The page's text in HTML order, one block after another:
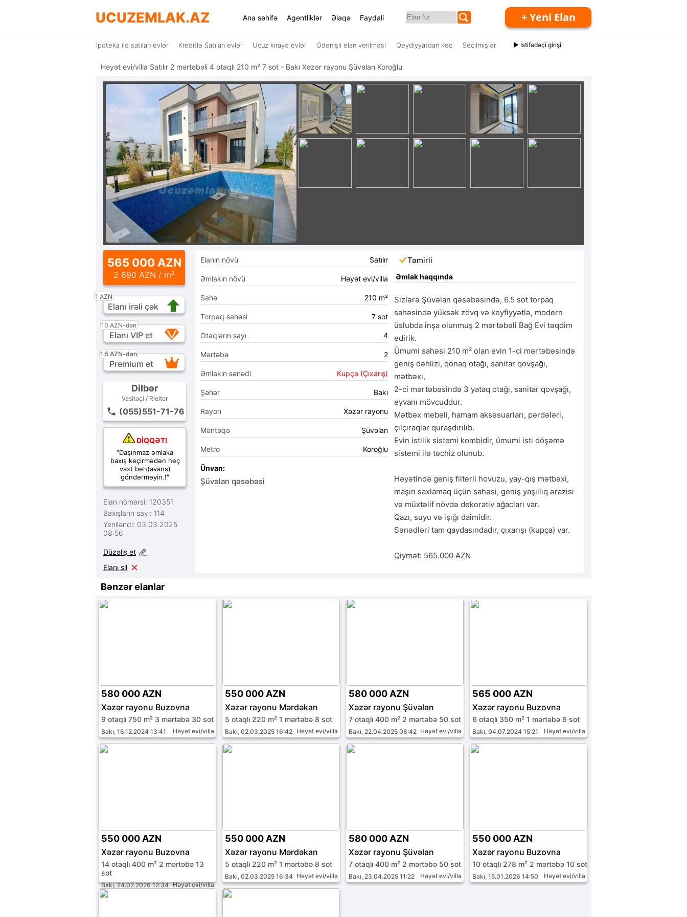
UCUZEMLAK.AZ Ana səhifə Agentliklər Əlaqə Faydali + Yeni Elan
İpoteka ilə satılan evlər Kreditlə Satılan evlər Ucuz kirayə evlər Ödənişli elan verilməsi Qeydiyyatdan keç Seçilmişlər ► İstifadəçi girişi
Həyət evi/villa Satılır 2 mərtəbəli 4 otaqlı 210 m² 7 sot - Bakı Xəzər rayonu Şüvəlan Koroğlu
565 000 AZN
2 690 AZN / m²
1 AZN
Elanı irəli çək
10 AZN-dən
Elanı VIP et
1,5 AZN-dən
Premium et
Dilbər
Vasitəçi / Rieltor
(055)551-71-76
DİQQƏT!
"Daşınmaz əmlaka
baxış keçirmədən heç
vaxt beh(avans)
göndərməyin.!"
Elan nömərsi: 120351
Baxışların sayı: 114
Yeniləndi: 03.03.2025
08:56
Düzəliş et
Elanı sil
Elanın növü Satılır
Əmlakın növü Həyət evi/villa
Sahə 210 m²
Torpaq sahəsi 7 sot
Otaqların sayı 4
Mərtəbə 2
Əmlakın sənədi Kupça (Çıxarış)
Şəhər Bakı
Rayon Xəzər rayonu
Məntəqə Şüvəlan
Metro Koroğlu
Ünvan:
Şüvəlan qəsəbəsi
Təmirli
Əmlak haqqında
Sizlərə Şüvəlan qəsəbəsində, 6.5 sot torpaq
sahəsində yüksək zövq və keyfiyyətlə, modern
üslubda inşa olunmuş 2 mərtəbəli Bağ Evi təqdim
edirik.
Ümumi sahəsi 210 m² olan evin 1-ci mərtəbəsində
geniş dəhlizi, qonaq otağı, sanitar qovşağı,
mətbəxi,
2-ci mərtəbəsində 3 yataq otağı, sanitar qovşağı,
eyvanı mövcuddur.
Mətbəx mebeli, hamam aksesuarları, pərdələri,
çılçıraqlar quraşdırılıb.
Evin istilik sistemi kombidir, ümumi isti döşəmə
sistemi ilə təchiz olunub.
Həyətində geniş filterli hovuzu, yay-qış mətbəxi,
maşın saxlamaq üçün sahəsi, geniş yaşıllıq ərazisi
və müxtəlif növdə dekorativ ağacları var.
Qazı, suyu və işığı daimidir.
Sənədləri tam qaydasındadır, çıxarışı (kupça) var.
Qiymət: 565.000 AZN
Bənzər elanlar
580 000 AZN
Xəzər rayonu Buzovna
9 otaqlı 750 m² 3 mərtəbə 30 sot
Bakı, 16.12.2024 13:41 Həyət evi/villa
550 000 AZN
Xəzər rayonu Mərdəkan
5 otaqlı 220 m² 1 mərtəbə 8 sot
Bakı, 02.03.2025 16:42 Həyət evi/villa
580 000 AZN
Xəzər rayonu Şüvəlan
7 otaqlı 400 m² 2 mərtəbə 50 sot
Bakı, 22.04.2025 08:42 Həyət evi/villa
565 000 AZN
Xəzər rayonu Buzovna
6 otaqlı 350 m² 1 mərtəbə 6 sot
Bakı, 04.07.2024 15:21 Həyət evi/villa
550 000 AZN
Xəzər rayonu Buzovna
14 otaqlı 400 m² 2 mərtəbə 13
sot
Bakı, 24.02.2026 12:34 Həyət evi/villa
550 000 AZN
Xəzər rayonu Mərdəkan
5 otaqlı 220 m² 1 mərtəbə 8 sot
Bakı, 02.03.2025 16:34 Həyət evi/villa
580 000 AZN
Xəzər rayonu Şüvəlan
7 otaqlı 400 m² 2 mərtəbə 50 sot
Bakı, 23.04.2025 11:22 Həyət evi/villa
550 000 AZN
Xəzər rayonu Buzovna
10 otaqlı 278 m² 2 mərtəbə 10 sot
Bakı, 15.01.2026 14:50 Həyət evi/villa